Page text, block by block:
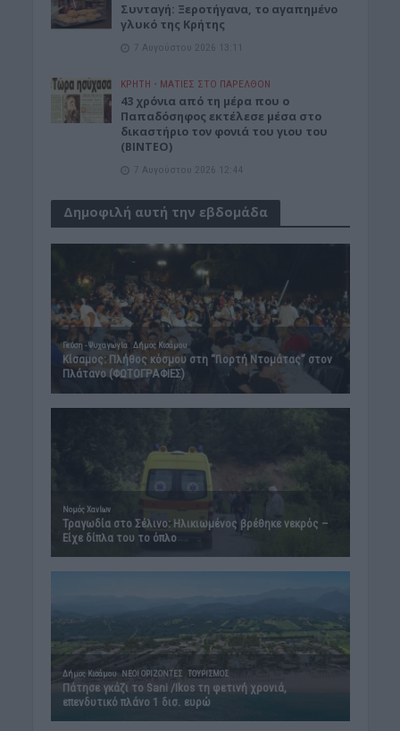
Συνταγή: Ξεροτήγανα, το αγαπημένο
γλυκό της Κρήτης
7 Αυγούστου 2026 13:11
ΚΡΗΤΗ • ΜΑΤΙΕΣ ΣΤΟ ΠΑΡΕΛΘΟΝ
43 χρόνια από τη μέρα που ο
Παπαδόσηφος εκτέλεσε μέσα στο
δικαστήριο τον φονιά του γιου του
(ΒΙΝΤΕΟ)
7 Αυγούστου 2026 12:44
Δημοφιλή αυτή την εβδομάδα